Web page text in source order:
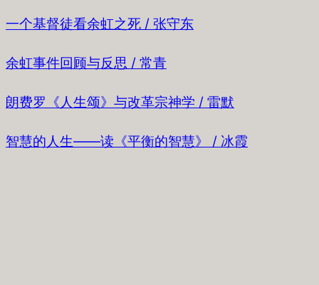
一个基督徒看余虹之死 / 张守东
余虹事件回顾与反思 / 常青
朗费罗《人生颂》与改革宗神学 / 雷默
智慧的人生——读《平衡的智慧》 / 冰霞